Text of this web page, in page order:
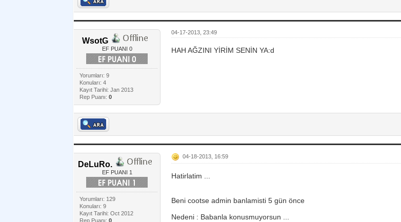
WsotG
EF PUANI 0
Yorumları: 9
Konuları: 4
Kayıt Tarihi: Jan 2013
Rep Puanı: 0
04-17-2013, 23:49
HAH AĞZINI YİRİM SENİN YA:d
DeLuRo.
EF PUANI 1
Yorumları: 129
Konuları: 9
Kayıt Tarihi: Oct 2012
Rep Puanı: 0
04-18-2013, 16:59
Hatirlatim ...
Beni cootse admin banlamisti 5 gün önce
Nedeni : Babanla konusmuyorsun ...